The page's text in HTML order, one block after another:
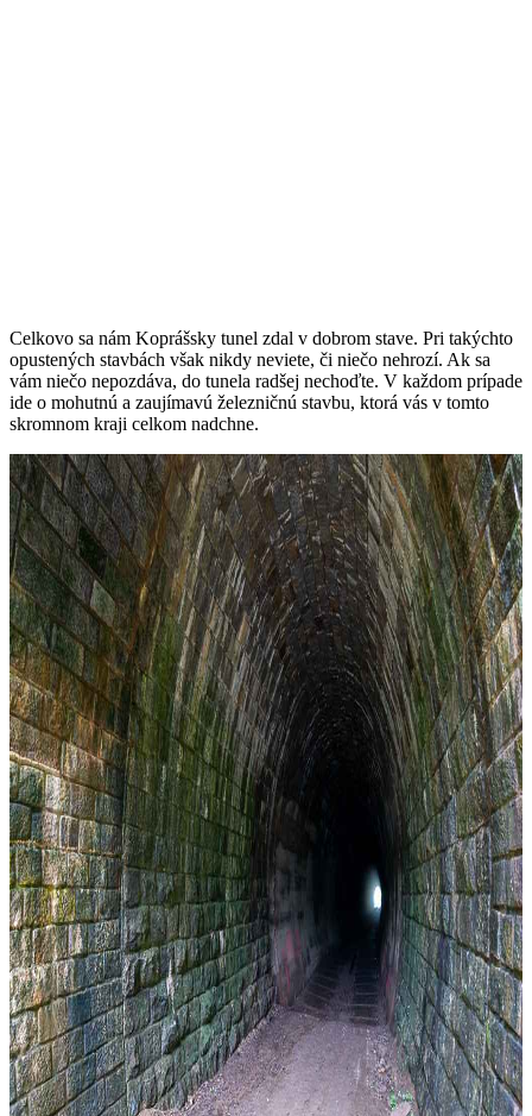
Celkovo sa nám Koprášsky tunel zdal v dobrom stave. Pri takýchto
opustených stavbách však nikdy neviete, či niečo nehrozí. Ak sa
vám niečo nepozdáva, do tunela radšej nechoďte. V každom prípade
ide o mohutnú a zaujímavú železničnú stavbu, ktorá vás v tomto
skromnom kraji celkom nadchne.